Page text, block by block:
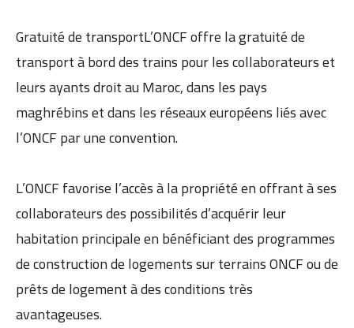
Gratuité de transportL’ONCF offre la gratuité de
transport à bord des trains pour les collaborateurs et
leurs ayants droit au Maroc, dans les pays
maghrébins et dans les réseaux européens liés avec
l’ONCF par une convention.
L’ONCF favorise l’accès à la propriété en offrant à ses
collaborateurs des possibilités d’acquérir leur
habitation principale en bénéficiant des programmes
de construction de logements sur terrains ONCF ou de
prêts de logement à des conditions très
avantageuses.